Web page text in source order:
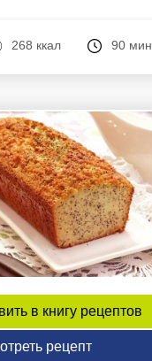
268 ккал 90 мин
в книгу рецептов
рецепт